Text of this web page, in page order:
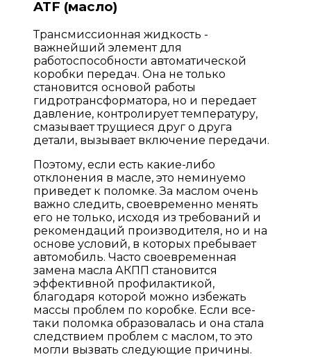
ATF (масло)
Трансмиссионная жидкость -
важнейший элемент для
работоспособности автоматической
коробки передач. Она не только
становится основой работы
гидротрансформатора, но и передает
давление, контролирует температуру,
смазывает трущиеся друг о друга
детали, вызывает включение передачи.
Поэтому, если есть какие-либо
отклонения в масле, это неминуемо
приведет к поломке. За маслом очень
важно следить, своевременно менять
его не только, исходя из требований и
рекомендаций производителя, но и на
основе условий, в которых пребывает
автомобиль. Часто своевременная
замена масла АКПП становится
эффективной профилактикой,
благодаря которой можно избежать
массы проблем по коробке. Если все-
таки поломка образовалась и она стала
следствием проблем с маслом, то это
могли вызвать следующие причины.